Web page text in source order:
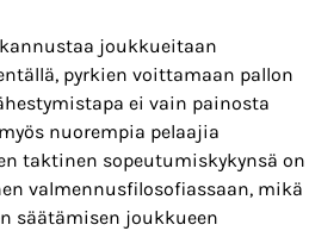
joukkueitaan
pyrkien voittamaan pallon
ei vain painosta
nuorempia pelaajia
taktinen sopeutumiskykynsä on
valmennusfilosofiassaan, mikä
säätämisen joukkueen